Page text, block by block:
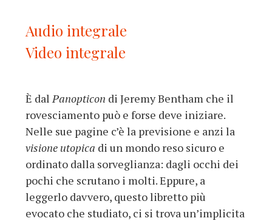
Audio integrale
Video integrale
È dalPanopticon di Jeremy Bentham che il
rovesciamento può e forse deve iniziare.
Nelle sue pagine c’è la previsione e anzi la
visione utopica di un mondo reso sicuro e
ordinato dalla sorveglianza: dagli occhi dei
pochi che scrutano i molti. Eppure, a
leggerlo davvero, questo libretto più
evocato che studiato, ci si trova un’implicita